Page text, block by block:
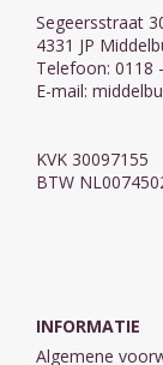
Segeersstraat
4331 JP
Telefoon: 0118
E-mail:
KVK 30097155
BTW
INFORMATIE
Algemene